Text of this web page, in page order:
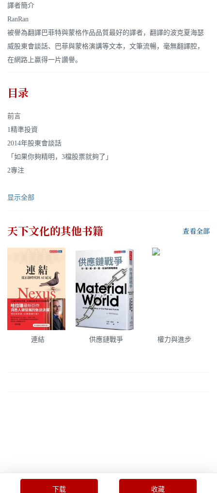
譯者簡介
RanRan
被譽為翻譯巴菲特與蒙格作品品質最好的譯者，翻譯的波克夏海瑟
威股東會談話、巴菲與蒙格演講等文本，文筆流暢，毫無翻譯腔，
在網路上贏得一片讚譽。
目录
前言
1精準投資
2014年股東會談話
「如果你夠精明，3檔股票就夠了」
2專注
显示全部
天下文化的其他书籍 查看全部
連結 供應鏈戰爭 權力與進步
下载 收藏